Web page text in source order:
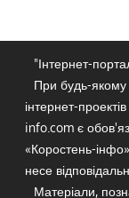
"Інтернет-
При будь-якому
інтернет-
info.com є
«Коростень-
несе
Матеріали,